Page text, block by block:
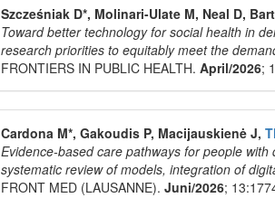
Szcześniak D*, Molinari-Ulate M, Neal D,
Toward better technology for social health in
research priorities to equitably meet the
FRONTIERS IN PUBLIC HEALTH. April/2026;
Cardona M*, Gakoudis P, Macijauskienė J,
Evidence-based care pathways for people
systematic review of models, integration of
FRONT MED (LAUSANNE). Juni/2026;